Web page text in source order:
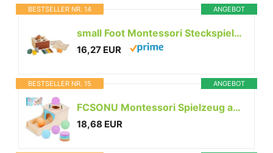
ANGEBOT
BESTSELLER NR. 14
small Foot Montessori Steckspiel aus FSC 100%-zertifiziertem Holz, Lernspielzeug mit 3 Einsätzen, Münzen, Stäbe und Bauklötze, Motorikspielzeug für Kinder ab 1 Jahr, 12743
16,27 EUR
ANGEBOT
BESTSELLER NR. 15
FCSONU Montessori Spielzeug ab 1-3 Jahr|Sortierspiel Feinmotorik Steckspiel
18,68 EUR